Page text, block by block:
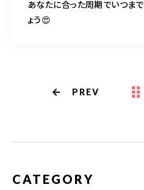
あなたに合った周期でいつま
ょう😍
PREV
CATEGORY